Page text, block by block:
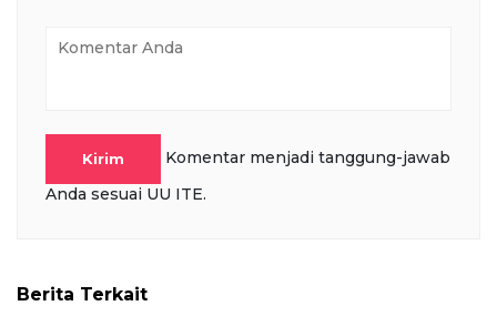
Kirim
Komentar menjadi tanggung-jawab
Anda sesuai UU ITE.
Berita Terkait